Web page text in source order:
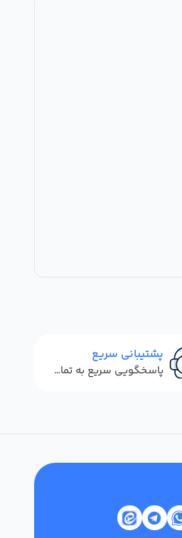
پشتیبانی سریع
پاسخگویی سریع به تماس‌ها و پیام‌ها